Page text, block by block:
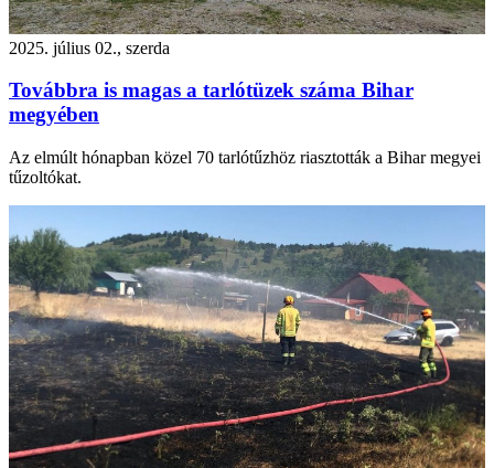
2025. július 02., szerda
Továbbra is magas a tarlótüzek száma Bihar
megyében
Az elmúlt hónapban közel 70 tarlótűzhöz riasztották a Bihar megyei
tűzoltókat.